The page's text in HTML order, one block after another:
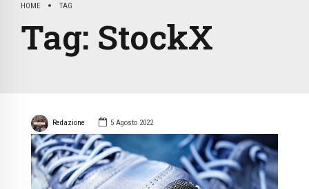
HOME TAG
Tag: StockX
Redazione 5 Agosto 2022